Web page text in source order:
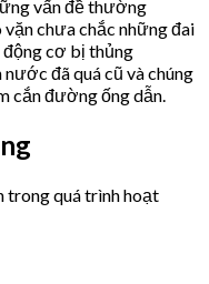
vấn đề thường
chưa chắc những đai
cơ bị thủng
đã quá cũ và chúng
cắn đường ống dẫn.
trong quá trình hoạt